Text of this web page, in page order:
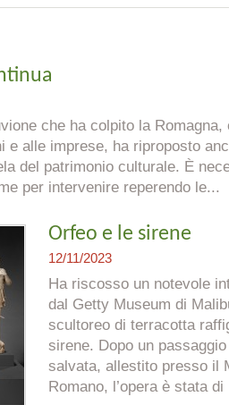
che ha colpito la
e alle imprese, ha riproposto
del patrimonio culturale. È
per intervenire reperendo le...
Orfeo e le sirene
12/11/2023
Ha riscosso un notevole
dal Getty Museum di
scultoreo di terracotta
sirene. Dopo un
salvata, allestito presso il
Romano, l’opera è stata